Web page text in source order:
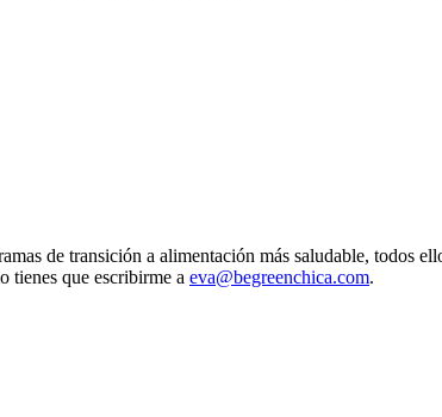
de transición a alimentación más saludable, todos
tienes que escribirme a eva@begreenchica.com.